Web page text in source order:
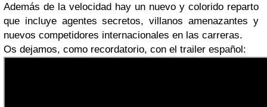
Además de la velocidad hay un nuevo y colorido reparto
que incluye agentes secretos, villanos amenazantes y
nuevos competidores internacionales en las carreras.
Os dejamos, como recordatorio, con el trailer español: